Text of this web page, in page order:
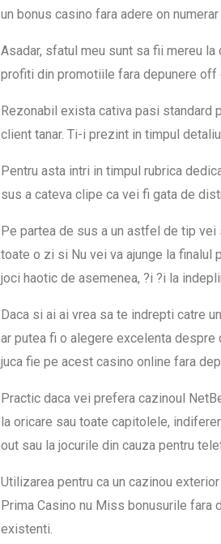
un bonus casino fara adere on numerar
Asadar, sfatul meu sunt sa fii mereu
profiti din promotiile fara depunere off
Rezonabil exista cativa pasi standard
client tanar. Ti-i prezint in timpul
Pentru asta intri in timpul rubrica
sus a cateva clipe ca vei fi gata de
Pe partea de sus a un astfel de tip
toate o zi si Nu vei va ajunge la finalul
joci haotic de asemenea, ?i ?i la
Daca si ai ai vrea sa te indrepti catre
ar putea fi o alegere excelenta
juca fie pe acest casino online fara
Practic daca vei prefera cazinoul
la oricare sau toate capitolele,
out sau la jocurile din cauza pentru
Utilizarea pentru ca un cazinou
Prima Casino nu Miss bonusurile
existenti.